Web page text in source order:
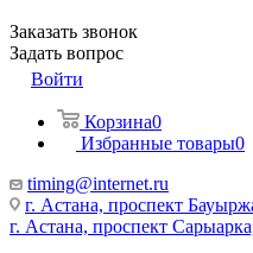
Заказать звонок
Задать вопрос
Войти
Корзина0
Избранные товары0
timing@internet.ru
г. Астана, проспект
г. Астана, проспект